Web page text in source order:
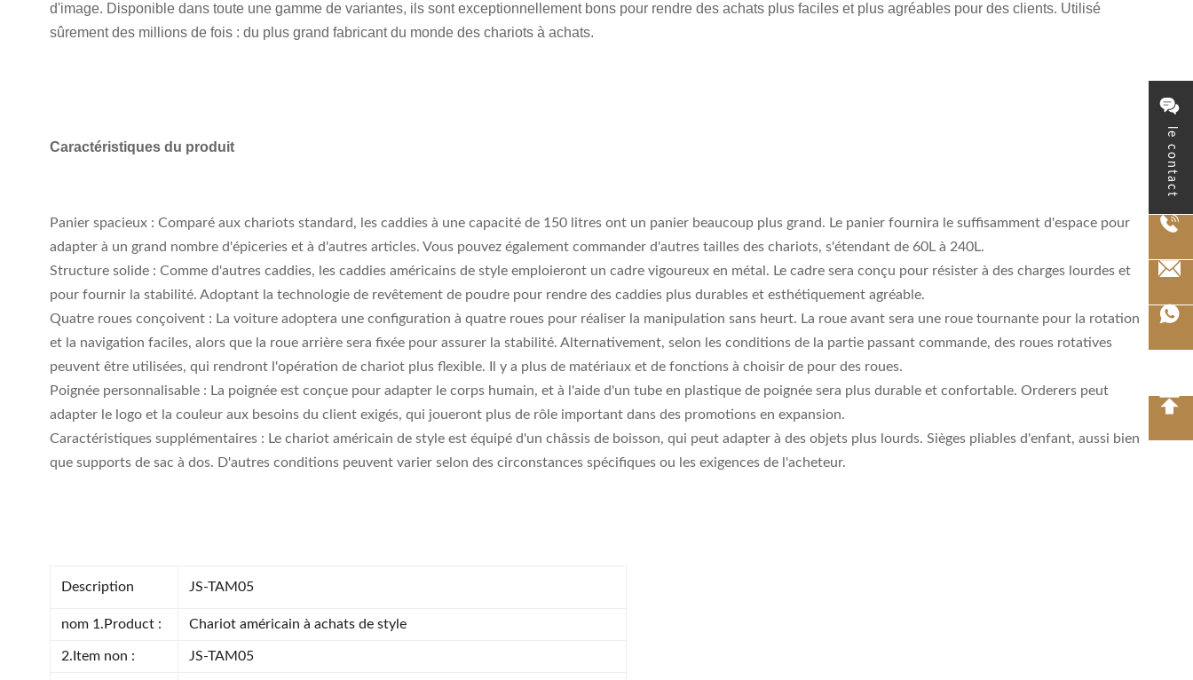
le contact
d'image. Disponible dans toute une gamme de variantes, ils sont exceptionnellement bons pour rendre des achats plus faciles et plus agréables pour des clients. Utilisé
sûrement des millions de fois : du plus grand fabricant du monde des chariots à achats.
Caractéristiques du produit
Panier spacieux : Comparé aux chariots standard, les caddies à une capacité de 150 litres ont un panier beaucoup plus grand. Le panier fournira le suffisamment d'espace pour
adapter à un grand nombre d'épiceries et à d'autres articles. Vous pouvez également commander d'autres tailles des chariots, s'étendant de 60L à 240L.
Structure solide : Comme d'autres caddies, les caddies américains de style emploieront un cadre vigoureux en métal. Le cadre sera conçu pour résister à des charges lourdes et
pour fournir la stabilité. Adoptant la technologie de revêtement de poudre pour rendre des caddies plus durables et esthétiquement agréable.
Quatre roues conçoivent : La voiture adoptera une configuration à quatre roues pour réaliser la manipulation sans heurt. La roue avant sera une roue tournante pour la rotation
et la navigation faciles, alors que la roue arrière sera fixée pour assurer la stabilité. Alternativement, selon les conditions de la partie passant commande, des roues rotatives
peuvent être utilisées, qui rendront l'opération de chariot plus flexible. Il y a plus de matériaux et de fonctions à choisir de pour des roues.
Poignée personnalisable : La poignée est conçue pour adapter le corps humain, et à l'aide d'un tube en plastique de poignée sera plus durable et confortable. Orderers peut
adapter le logo et la couleur aux besoins du client exigés, qui joueront plus de rôle important dans des promotions en expansion.
Caractéristiques supplémentaires : Le chariot américain de style est équipé d'un châssis de boisson, qui peut adapter à des objets plus lourds. Sièges pliables d'enfant, aussi bien
que supports de sac à dos. D'autres conditions peuvent varier selon des circonstances spécifiques ou les exigences de l'acheteur.
Description JS-TAM05
nom 1.Product : Chariot américain à achats de style
2.Item non : JS-TAM05